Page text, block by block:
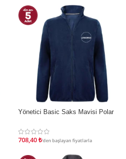
İNDIRIM
Yönetici Basic Saks Mavisi Polar
708,40₺'den başlayan fiyatlarla